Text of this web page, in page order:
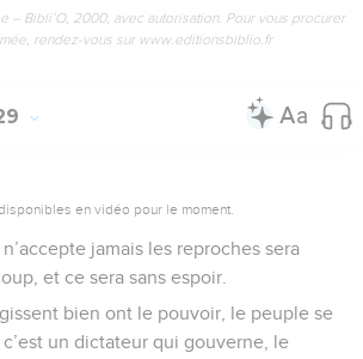
– Bibli’O, 2000, avec autorisation. Pour vous procurer
rendez-vous sur www.editionsbiblio.fr
en vidéo pour le moment.
jamais les reproches sera
et ce sera sans espoir.
bien ont le pouvoir, le peuple se
un dictateur qui gouverne, le